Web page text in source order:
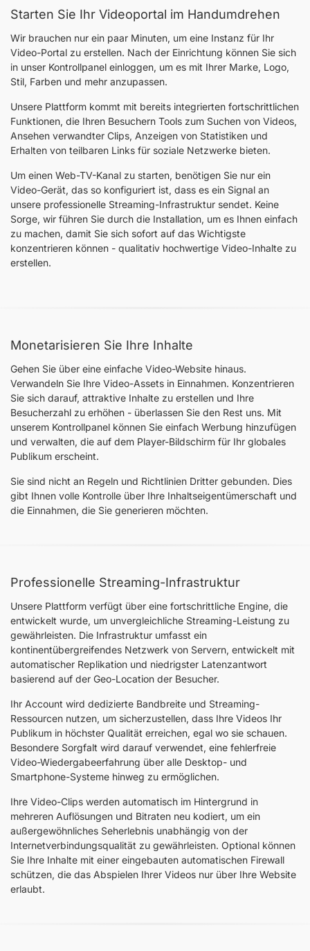
Starten Sie Ihr Videoportal im Handumdrehen
Wir brauchen nur ein paar Minuten, um eine Instanz für Ihr
Video-Portal zu erstellen. Nach der Einrichtung können Sie sich
in unser Kontrollpanel einloggen, um es mit Ihrer Marke, Logo,
Stil, Farben und mehr anzupassen.
Unsere Plattform kommt mit bereits integrierten fortschrittlichen
Funktionen, die Ihren Besuchern Tools zum Suchen von Videos,
Ansehen verwandter Clips, Anzeigen von Statistiken und
Erhalten von teilbaren Links für soziale Netzwerke bieten.
Um einen Web-TV-Kanal zu starten, benötigen Sie nur ein
Video-Gerät, das so konfiguriert ist, dass es ein Signal an
unsere professionelle Streaming-Infrastruktur sendet. Keine
Sorge, wir führen Sie durch die Installation, um es Ihnen einfach
zu machen, damit Sie sich sofort auf das Wichtigste
konzentrieren können - qualitativ hochwertige Video-Inhalte zu
erstellen.
Monetarisieren Sie Ihre Inhalte
Gehen Sie über eine einfache Video-Website hinaus.
Verwandeln Sie Ihre Video-Assets in Einnahmen. Konzentrieren
Sie sich darauf, attraktive Inhalte zu erstellen und Ihre
Besucherzahl zu erhöhen - überlassen Sie den Rest uns. Mit
unserem Kontrollpanel können Sie einfach Werbung hinzufügen
und verwalten, die auf dem Player-Bildschirm für Ihr globales
Publikum erscheint.
Sie sind nicht an Regeln und Richtlinien Dritter gebunden. Dies
gibt Ihnen volle Kontrolle über Ihre Inhaltseigentümerschaft und
die Einnahmen, die Sie generieren möchten.
Professionelle Streaming-Infrastruktur
Unsere Plattform verfügt über eine fortschrittliche Engine, die
entwickelt wurde, um unvergleichliche Streaming-Leistung zu
gewährleisten. Die Infrastruktur umfasst ein
kontinentübergreifendes Netzwerk von Servern, entwickelt mit
automatischer Replikation und niedrigster Latenzantwort
basierend auf der Geo-Location der Besucher.
Ihr Account wird dedizierte Bandbreite und Streaming-
Ressourcen nutzen, um sicherzustellen, dass Ihre Videos Ihr
Publikum in höchster Qualität erreichen, egal wo sie schauen.
Besondere Sorgfalt wird darauf verwendet, eine fehlerfreie
Video-Wiedergabeerfahrung über alle Desktop- und
Smartphone-Systeme hinweg zu ermöglichen.
Ihre Video-Clips werden automatisch im Hintergrund in
mehreren Auflösungen und Bitraten neu kodiert, um ein
außergewöhnliches Seherlebnis unabhängig von der
Internetverbindungsqualität zu gewährleisten. Optional können
Sie Ihre Inhalte mit einer eingebauten automatischen Firewall
schützen, die das Abspielen Ihrer Videos nur über Ihre Website
erlaubt.